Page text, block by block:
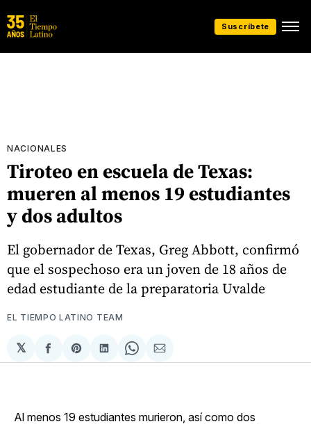
Suscríbete
NACIONALES
Tiroteo en escuela de Texas:
mueren al menos 19 estudiantes
y dos adultos
El gobernador de Texas, Greg Abbott, confirmó
que el sospechoso era un joven de 18 años de
edad estudiante de la preparatoria Uvalde
EL TIEMPO LATINO TEAM
𝕏
Compartir
en
Share
on
Compartir
en
Share
on
Compartir
via
Al menos 19 estudiantes murieron, así como dos